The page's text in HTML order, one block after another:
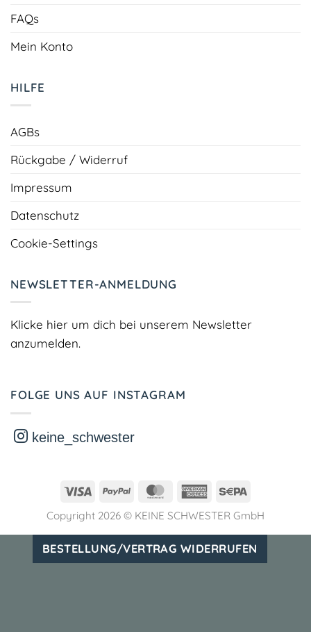
FAQs
Mein Konto
HILFE
AGBs
Rückgabe / Widerruf
Impressum
Datenschutz
Cookie-Settings
NEWSLETTER-ANMELDUNG
Klicke hier um dich bei unserem Newsletter
anzumelden.
FOLGE UNS AUF INSTAGRAM
keine_schwester
Visa PayPal MasterCardAmerican
Copyright 2026 © KEINE SCHWESTER GmbH
BESTELLUNG/VERTRAG WIDERRUFEN